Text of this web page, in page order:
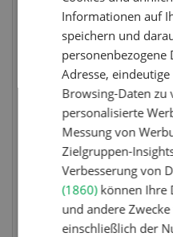
Wettbewerb
Fotorätsel 07-
Gewinnen Sie eines
Taschenmessern
Informationen auf
speichern und
personenbezogene
Adresse,
Browsing-Daten zu
personalisierte
Messung von
Zielgruppen-
Verbesserung von
(1860)können Ihre
und andere
einschließlich der